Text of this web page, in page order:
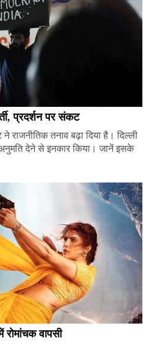
प्रदर्शन पर संकट
तनाव बढ़ा दिया है। दिल्ली
देने से इनकार किया। जानें इसके
रोमांचक वापसी